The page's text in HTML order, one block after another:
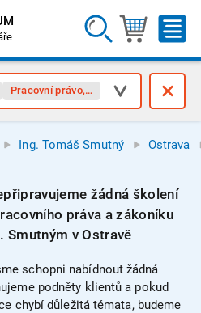
Pracovní právo, zákoník práce
Ing. Tomáš Smutný Ostrava
žádná školení
práva a zákoníku
Smutným v Ostravě
schopni nabídnout žádná
podněty klientů a pokud
chybí důležitá témata, budeme